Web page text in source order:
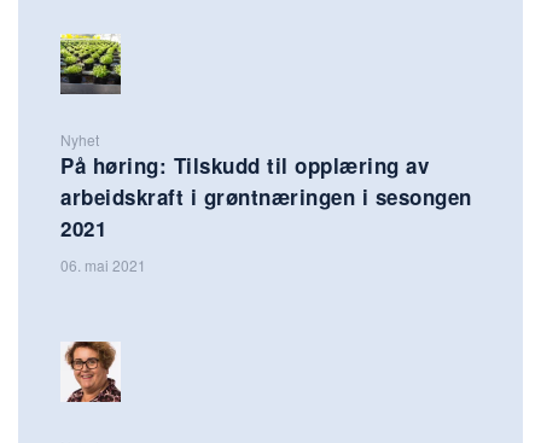
Nyhet
På høring: Tilskudd til opplæring av
arbeidskraft i grøntnæringen i sesongen
2021
06. mai 2021